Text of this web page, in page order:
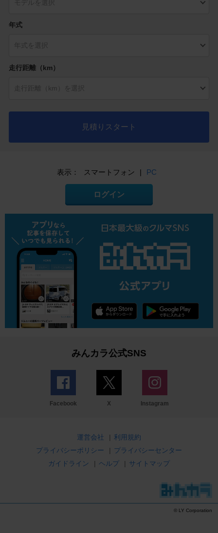
年式
走行距離（km）
見積りスタート
表示： スマートフォン | PC
ログイン
みんカラ公式SNS
Facebook X Instagram
運営会社 | 利用規約
プライバシーポリシー
| プライバシーセンター
ガイドライン
| ヘルプ | サイトマップ
© LY Corporation